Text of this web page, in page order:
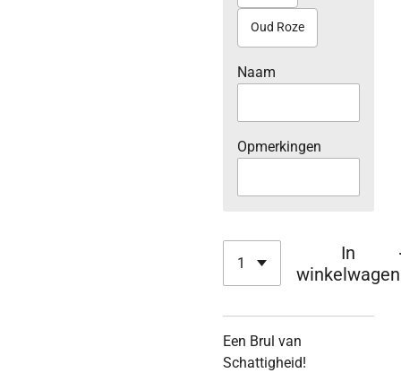
Oud Roze
Naam
Opmerkingen
In
winkelwagen
Een Brul van
Schattigheid!